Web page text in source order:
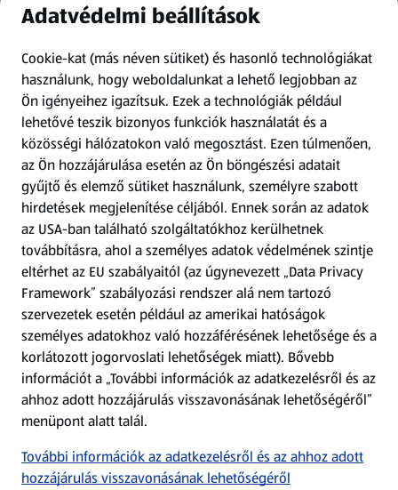
Információk
Kérdőív
Fizetési lehetőségek
ALDI utalványok
Árcsökkentés
Adattörlő alkalmazás
Szervizpont
(új oldalon nyílik meg)
Fedezz fel minket az interneten!
Töltsd le az ALDI Magyarország applikációt!
Adatvédelmi beállítások
Cookie-kat (más néven sütiket) és hasonló technológiákat
használunk, hogy weboldalunkat a lehető legjobban az
Ön igényeihez igazítsuk. Ezek a technológiák például
lehetővé teszik bizonyos funkciók használatát és a
közösségi hálózatokon való megosztást. Ezen túlmenően,
az Ön hozzájárulása esetén az Ön böngészési adatait
gyűjtő és elemző sütiket használunk, személyre szabott
hirdetések megjelenítése céljából. Ennek során az adatok
az USA-ban található szolgáltatókhoz kerülhetnek
továbbításra, ahol a személyes adatok védelmének szintje
eltérhet az EU szabályaitól (az úgynevezett „Data Privacy
Framework” szabályozási rendszer alá nem tartozó
szervezetek esetén például az amerikai hatóságok
személyes adatokhoz való hozzáférésének lehetősége és a
korlátozott jogorvoslati lehetőségek miatt). Bővebb
információt a „További információk az adatkezelésről és az
ahhoz adott hozzájárulás visszavonásának lehetőségéről”
menüpont alatt talál.
További információk az adatkezelésről és az ahhoz adott
hozzájárulás visszavonásának lehetőségéről